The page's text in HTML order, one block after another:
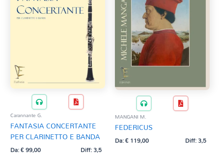
Carannante G.
FANTASIA CONCERTANTE
PER CLARINETTO E BANDA
Da:€99,00 Diff: 3,5
MANGANI M.
FEDERICUS
Da:€119,00 Diff: 3,5